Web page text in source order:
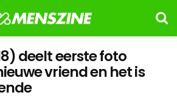
deelt eerste foto
vriend en het is